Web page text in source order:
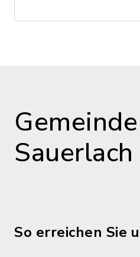
Gemeinde
Sauerlach
So erreichen Sie